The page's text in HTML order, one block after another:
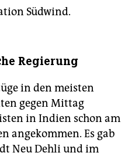
Südwind.
Regierung
in den meisten
gegen Mittag
in Indien schon am
angekommen. Es gab
Neu Dehli und im